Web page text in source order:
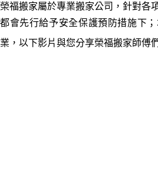
榮福搬家屬於專業搬家公司，針對各
都會先行給予安全保護預防措施下
業，以下影片與您分享榮福搬家師傅